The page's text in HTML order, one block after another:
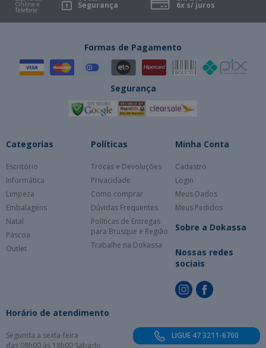
Online e
Telefone Segurança 6x s/ juros
Formas de Pagamento
Segurança
Categorias
Escritório
Informática
Limpeza
Embalagens
Natal
Páscoa
Outlet
Políticas
Trocas e Devoluções
Privacidade
Como comprar
Dúvidas Frequentes
Políticas de Entregas
para Brusque e Região
Trabalhe na Dokassa
Minha Conta
Cadastro
Login
Meus Dados
Meus Pedidos
Sobre a Dokassa
Nossas redes
sociais
Horário de atendimento
Segunda a sexta-feira
das 08h00 às 18h00 Sabádo
LIGUE 47 3211-6700